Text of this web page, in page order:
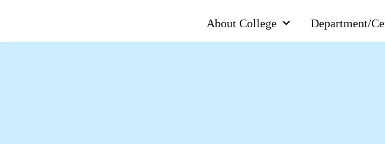
About College Department/